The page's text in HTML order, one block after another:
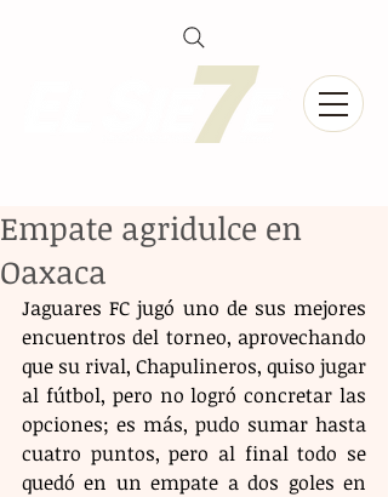
Empate agridulce en
Oaxaca
Jaguares FC jugó uno de sus mejores
encuentros del torneo, aprovechando
que su rival, Chapulineros, quiso jugar
al fútbol, pero no logró concretar las
opciones; es más, pudo sumar hasta
cuatro puntos, pero al final todo se
quedó en un empate a dos goles en